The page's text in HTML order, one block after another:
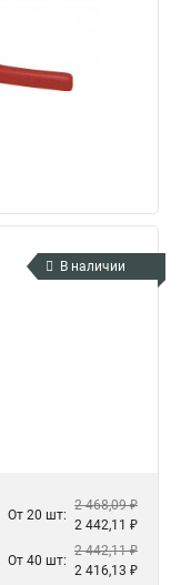
В наличии
От 20 шт:
2 468,09 ₽
2 442,11 ₽
От 40 шт:
2 442,11 ₽
2 416,13 ₽